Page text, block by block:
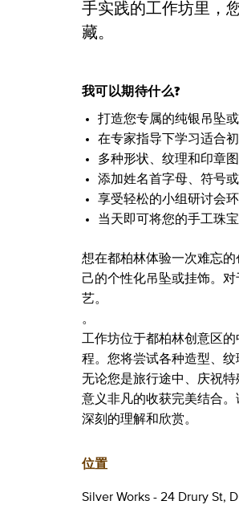
手实践的工作坊里，
藏。
我可以期待什么?
打造您专属的纯银吊坠
在专家指导下学习适合
多种形状、纹理和印章
添加姓名首字母、符号
享受轻松的小组研讨会
当天即可将您的手工珠
想在都柏林体验一次难忘
己的个性化吊坠或挂饰。
艺。
。
工作坊位于都柏林创意区
程。您将尝试各种造型、
无论您是旅行途中、庆祝
意义非凡的收获完美结合
深刻的理解和欣赏。
位置
Silver Works - 24 Drury St,